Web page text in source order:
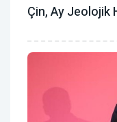
Çin, Ay Jeolojik